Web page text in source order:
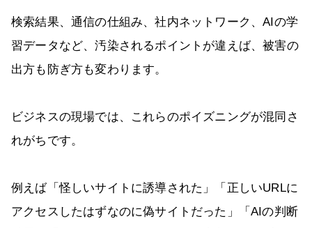
検索結果、通信の仕組み、社内ネットワーク、AIの学
習データなど、汚染されるポイントが違えば、被害の
出方も防ぎ方も変わります。
ビジネスの現場では、これらのポイズニングが混同さ
れがちです。
例えば「怪しいサイトに誘導された」「正しいURLに
アクセスしたはずなのに偽サイトだった」「AIの判断